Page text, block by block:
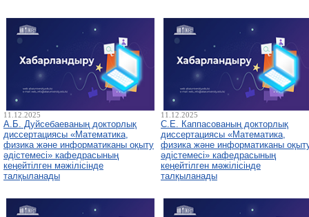
11.12.2025
А.Б. Дуйсебаеваның докторлық
диссертациясы «Математика,
физика және информатиканы оқыту
әдістемесі» кафедрасының
кеңейтілген мәжілісінде
талқыланады
11.12.2025
С.Е. Каппасованың докторлық
диссертациясы «Математика,
физика және информатиканы
әдістемесі» кафедрасының
кеңейтілген мәжілісінде
талқыланады